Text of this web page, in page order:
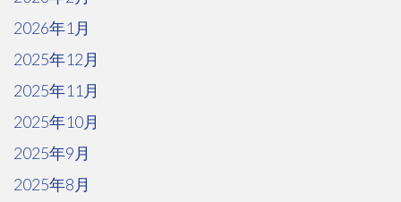
2026年1月
2025年12月
2025年11月
2025年10月
2025年9月
2025年8月